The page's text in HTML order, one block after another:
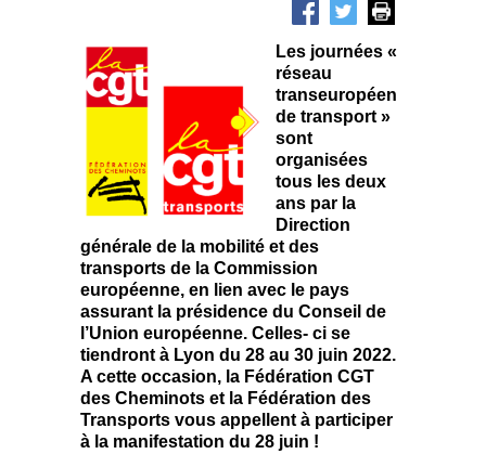
Les journées «
réseau
transeuropéen
de transport »
sont
organisées
tous les deux
ans par la
Direction
générale de la mobilité et des
transports de la Commission
européenne, en lien avec le pays
assurant la présidence du Conseil de
l’Union européenne. Celles- ci se
tiendront à Lyon du 28 au 30 juin 2022.
A cette occasion, la Fédération CGT
des Cheminots et la Fédération des
Transports vous appellent à participer
à la manifestation du 28 juin !